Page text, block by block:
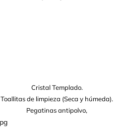
Cristal Templado.
Toallitas de limpieza (Seca y húmeda).
Pegatinas antipolvo,